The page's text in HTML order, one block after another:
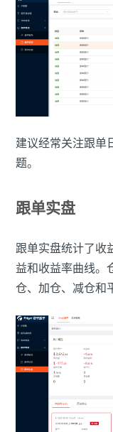
建议经常关注跟单
题。
跟单实盘
跟单实盘统计了收
益和收益率曲线。
仓、加仓、减仓和